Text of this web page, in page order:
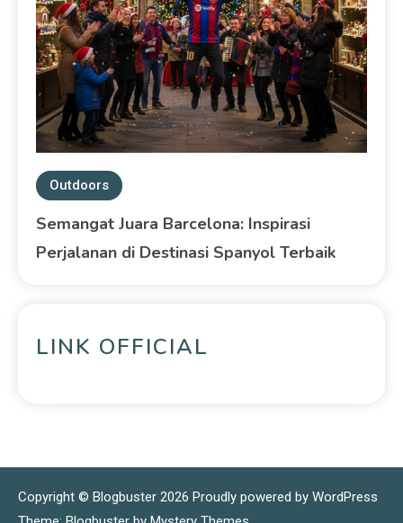
Outdoors
Semangat Juara Barcelona: Inspirasi
Perjalanan di Destinasi Spanyol Terbaik
LINK OFFICIAL
Copyright © Blogbuster 2026 Proudly powered by WordPress